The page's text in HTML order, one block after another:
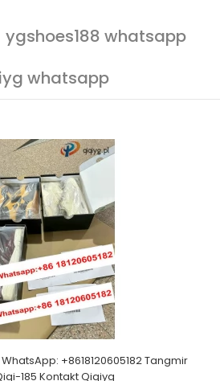
ygshoes188 whatsapp
whatsapp
+8618120605182 Tangmir
185 Kontakt Qiqiyg